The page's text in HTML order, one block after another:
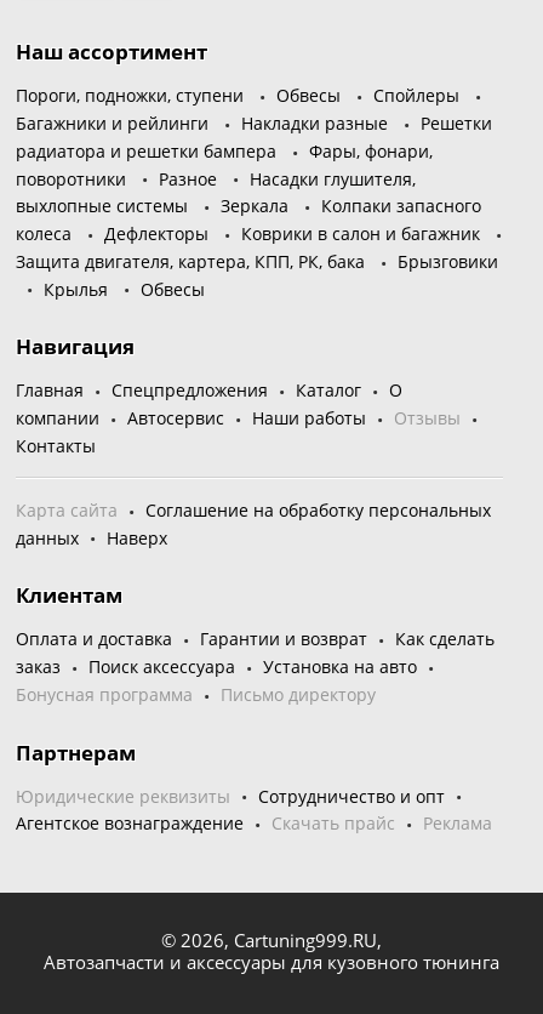
Наш ассортимент
Пороги, подножки, ступени Обвесы
Спойлеры
Багажники и рейлинги
Накладки разные
Решетки
радиатора и решетки бампера
Фары, фонари,
поворотники
Разное
Насадки глушителя,
выхлопные системы
Зеркала
Колпаки запасного
колеса
Дефлекторы
Коврики в салон и багажник
Защита двигателя, картера, КПП, РК, бака
Брызговики
Крылья
Обвесы
Навигация
Главная Спецпредложения Каталог
О
компании
Автосервис Наши работы
Отзывы
Контакты
Карта сайта
Соглашение на обработку персональных
данных
Наверх
Клиентам
Оплата и доставка Гарантии и возврат
Как сделать
заказ
Поиск аксессуара
Установка на авто
Бонусная программа
Письмо директору
Партнерам
Юридические реквизиты
Сотрудничество и опт
Агентское вознаграждение
Скачать прайс Реклама
© 2026, Cartuning999.RU,
Автозапчасти и аксессуары для кузовного тюнинга